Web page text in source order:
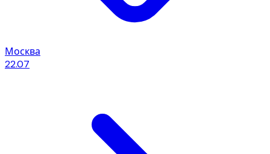
Москва
22.07